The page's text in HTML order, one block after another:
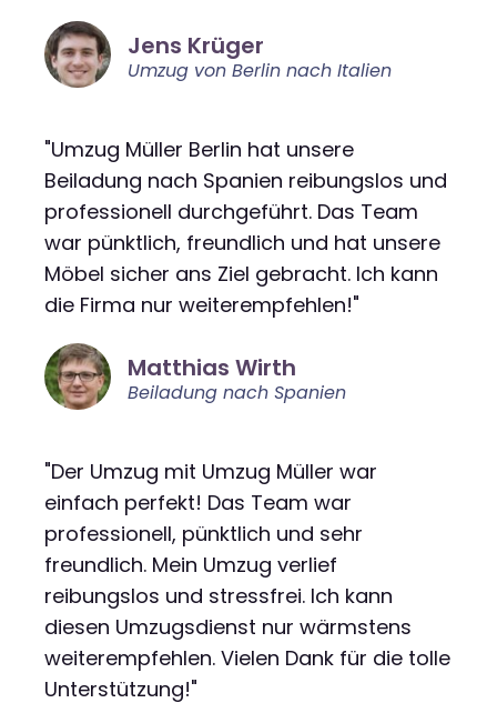
Jens Krüger
Umzug von Berlin nach Italien
"Umzug Müller Berlin hat unsere
Beiladung nach Spanien reibungslos und
professionell durchgeführt. Das Team
war pünktlich, freundlich und hat unsere
Möbel sicher ans Ziel gebracht. Ich kann
die Firma nur weiterempfehlen!"
Matthias Wirth
Beiladung nach Spanien
"Der Umzug mit Umzug Müller war
einfach perfekt! Das Team war
professionell, pünktlich und sehr
freundlich. Mein Umzug verlief
reibungslos und stressfrei. Ich kann
diesen Umzugsdienst nur wärmstens
weiterempfehlen. Vielen Dank für die tolle
Unterstützung!"